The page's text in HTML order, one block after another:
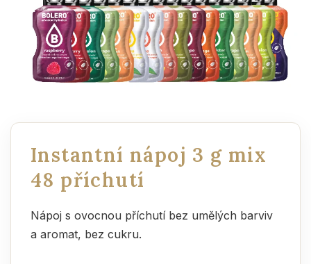
Instantní nápoj 3 g mix
48 příchutí
Nápoj s ovocnou příchutí bez umělých barviv
a aromat, bez cukru.